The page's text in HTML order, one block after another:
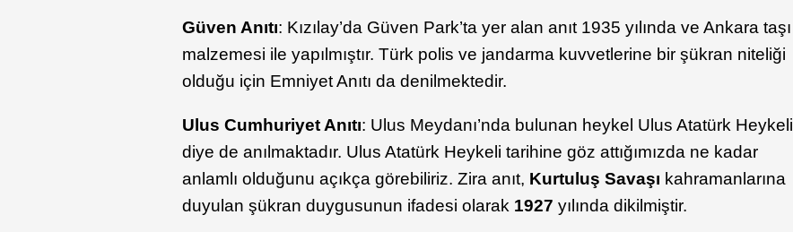
Güven Anıtı: Kızılay’da Güven Park’ta yer alan anıt 1935 yılında ve Ankara taşı
malzemesi ile yapılmıştır. Türk polis ve jandarma kuvvetlerine bir şükran niteliği
olduğu için Emniyet Anıtı da denilmektedir.
Ulus Cumhuriyet Anıtı: Ulus Meydanı’nda bulunan heykel Ulus Atatürk Heykeli
diye de anılmaktadır. Ulus Atatürk Heykeli tarihine göz attığımızda ne kadar
anlamlı olduğunu açıkça görebiliriz. Zira anıt, Kurtuluş Savaşı kahramanlarına
duyulan şükran duygusunun ifadesi olarak 1927 yılında dikilmiştir.